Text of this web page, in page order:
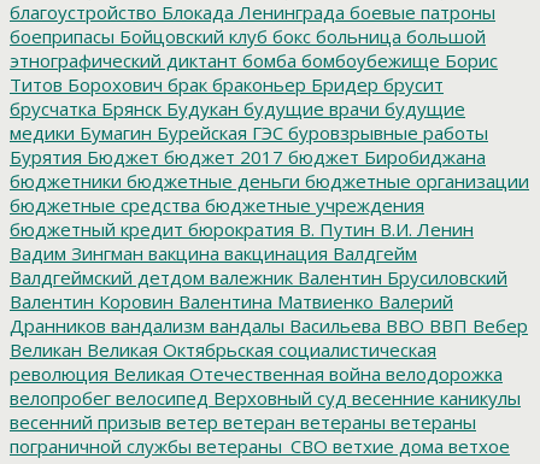
благоустройство Блокада Ленинграда боевые патроны
боеприпасы Бойцовский клуб бокс больница большой
этнографический диктант бомба бомбоубежище Борис
Титов Борохович брак браконьер Бридер брусит
брусчатка Брянск Будукан будущие врачи будущие
медики Бумагин Бурейская ГЭС буровзрывные работы
Бурятия Бюджет бюджет 2017 бюджет Биробиджана
бюджетники бюджетные деньги бюджетные организации
бюджетные средства бюджетные учреждения
бюджетный кредит бюрократия В. Путин В.И. Ленин
Вадим Зингман вакцина вакцинация Валдгейм
Валдгеймский детдом валежник Валентин Брусиловский
Валентин Коровин Валентина Матвиенко Валерий
Дранников вандализм вандалы Васильева ВВО ВВП Вебер
Великан Великая Октябрьская социалистическая
революция Великая Отечественная война велодорожка
велопробег велосипед Верховный суд весенние каникулы
весенний призыв ветер ветеран ветераны ветераны
пограничной службы ветераны_СВО ветхие дома ветхое